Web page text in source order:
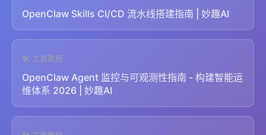
OpenClaw Skills CI/CD 流水线搭建指南 | 妙趣AI
🛠️ 工具教程
OpenClaw Agent 监控与可观测性指南 - 构建智能运
维体系 2026 | 妙趣AI